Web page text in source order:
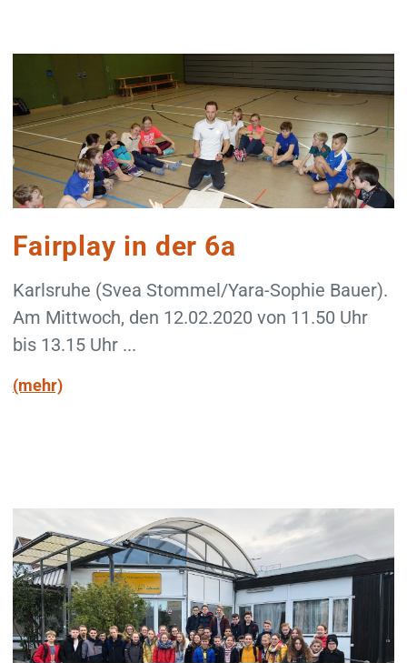
Fairplay in der 6a
Karlsruhe (Svea Stommel/Yara-Sophie Bauer).
Am Mittwoch, den 12.02.2020 von 11.50 Uhr
bis 13.15 Uhr ...
(mehr)